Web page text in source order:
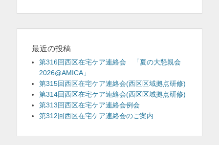
最近の投稿
第316回西区在宅ケア連絡会 「夏の大懇親会
2026@AMICA」
第315回西区在宅ケア連絡会(西区区域拠点研修)
第314回西区在宅ケア連絡会(西区区域拠点研修)
第313回西区在宅ケア連絡会例会
第312回西区在宅ケア連絡会のご案内